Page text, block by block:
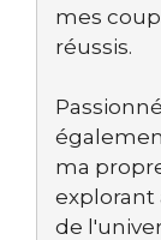
mes
réussis.
ma
explorant
de